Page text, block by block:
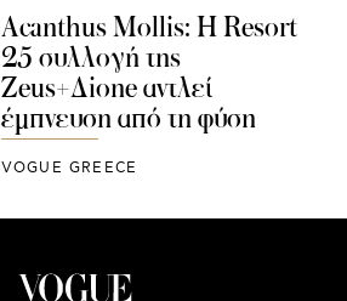
Acanthus Mollis: Η Resort
25 συλλογή της
Zeus+Δione αντλεί
έμπνευση από τη φύση
VOGUE GREECE